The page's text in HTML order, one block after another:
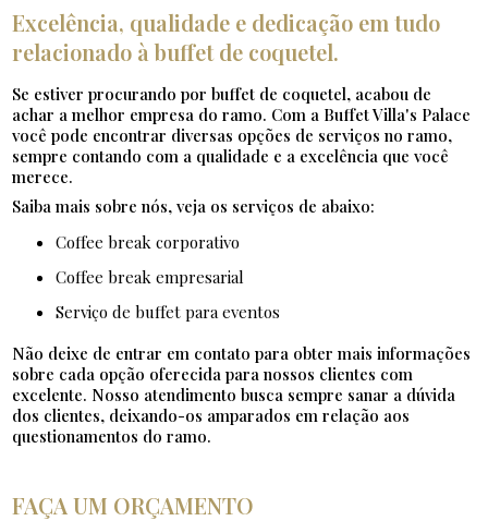
Excelência, qualidade e dedicação em tudo
relacionado à buffet de coquetel.
Se estiver procurando por buffet de coquetel, acabou de
achar a melhor empresa do ramo. Com a Buffet Villa's Palace
você pode encontrar diversas opções de serviços no ramo,
sempre contando com a qualidade e a excelência que você
merece.
Saiba mais sobre nós, veja os serviços de abaixo:
coffee break corporativo
coffee break empresarial
serviço de buffet para eventos
Não deixe de entrar em contato para obter mais informações
sobre cada opção oferecida para nossos clientes com
excelente. Nosso atendimento busca sempre sanar a dúvida
dos clientes, deixando-os amparados em relação aos
questionamentos do ramo.
FAÇA UM ORÇAMENTO